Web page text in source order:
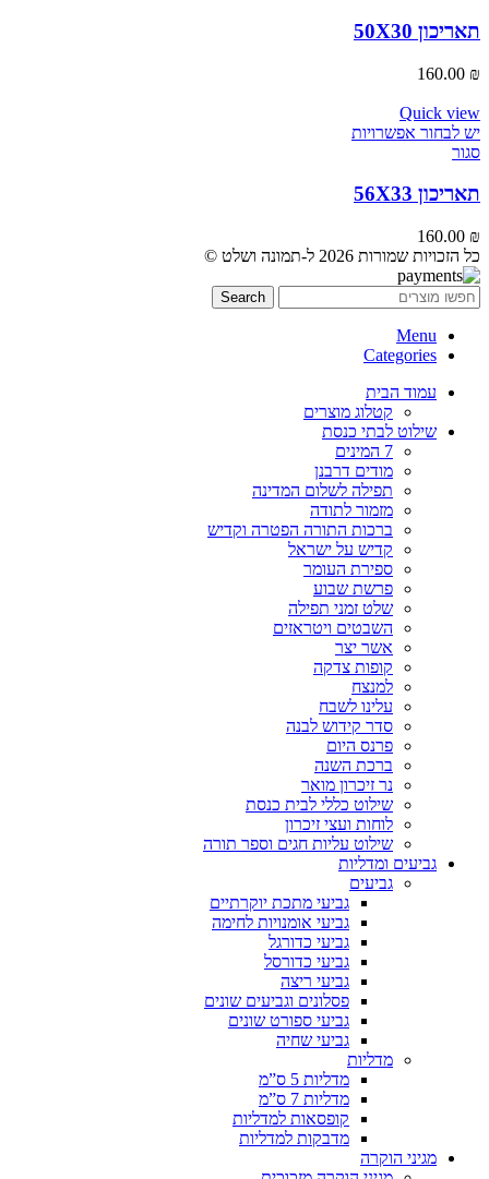
תאריכון 50X30
160.00 ₪
Quick view
יש לבחור אפשרויות
סגור
תאריכון 56X33
160.00 ₪
כל הזכויות שמורות 2026 ל-תמונה ושלט ©
Search
Menu
Categories
עמוד הבית
קטלוג מוצרים
שילוט לבתי כנסת
7 המינים
מודים דרבנן
תפילה לשלום המדינה
מזמור לתודה
ברכות התורה הפטרה וקדיש
קדיש על ישראל
ספירת העומר
פרשת שבוע
שלט זמני תפילה
השבטים ויטראזים
אשר יצר
קופות צדקה
למנצח
עלינו לשבח
סדר קידוש לבנה
פרנס היום
ברכת השנה
נר זיכרון מואר
שילוט כללי לבית כנסת
לוחות ועצי זיכרון
שילוט עליות חגים וספר תורה
גביעים ומדליות
גביעים
גביעי מתכת יוקרתיים
גביעי אומנויות לחימה
גביעי כדורגל
גביעי כדורסל
גביעי ריצה
פסלונים וגביעים שונים
גביעי ספורט שונים
גביעי שחיה
מדליות
מדליות 5 ס”מ
מדליות 7 ס”מ
קופסאות למדליות
מדבקות למדליות
מגיני הוקרה